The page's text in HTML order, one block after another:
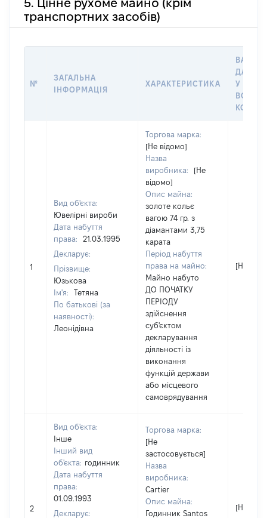
5. Цінне рухоме майно (крім
транспортних засобів)
№
ЗАГАЛЬНА
ІНФОРМАЦІЯ
ХАРАКТЕРИСТИКА
ДАТУ
У
1
Вид об'єкта:
Ювелірні вироби
Дата набуття
права:
21.03.1995
Декларує:
Прізвище:
Юзькова
Ім'я:
Тетяна
По батькові (за
наявності):
Леонідівна
Торгова марка:
[Не відомо]
Назва
виробника:
[Не
відомо]
Опис майна:
золоте кольє
вагою 74 гр. з
діамантами 3,75
карата
Період набуття
права на майно:
Майно набуто
ДО ПОЧАТКУ
ПЕРІОДУ
здійснення
суб'єктом
декларування
діяльності із
виконання
функцій держави
або місцевого
самоврядування
[Не
2
Вид об'єкта:
Інше
Інший вид
об'єкта: годинник
Дата набуття
права:
01.09.1993
Декларує:
Торгова марка:
[Не
застосовується]
Назва
виробника:
Cartier
Опис майна:
Годинник Santos
[Не